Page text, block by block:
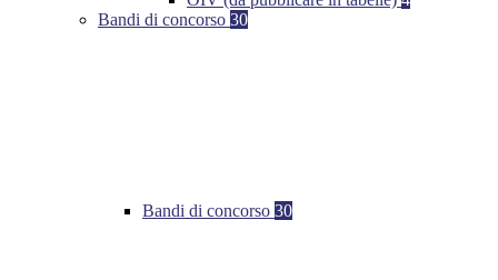
Bandi di concorso 30
Bandi di concorso 30